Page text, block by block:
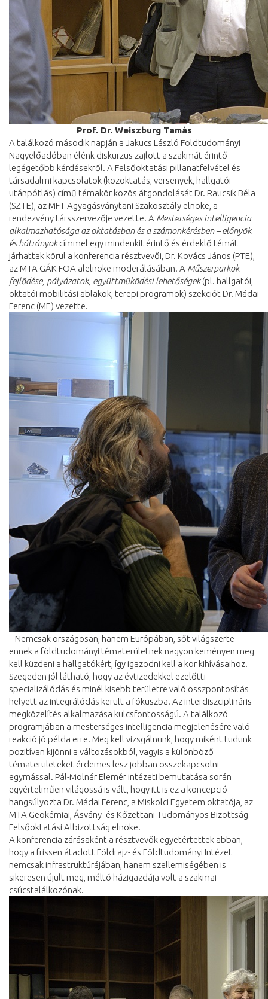
Prof. Dr. Weiszburg Tamás
A találkozó második napján a Jakucs László Földtudományi
Nagyelőadóban élénk diskurzus zajlott a szakmát érintő
legégetőbb kérdésekről. A Felsőoktatási pillanatfelvétel és
társadalmi kapcsolatok (közoktatás, versenyek, hallgatói
utánpótlás) című témakör közös átgondolását Dr. Raucsik Béla
(SZTE), az MFT Agyagásványtani Szakosztály elnöke, a
rendezvény társszervezője vezette. A Mesterséges intelligencia
alkalmazhatósága az oktatásban és a számonkérésben – előnyök
és hátrányokcímmel egy mindenkit érintő és érdeklő témát
járhattak körül a konferencia résztvevői, Dr. Kovács János (PTE),
az MTA GÁK FOA alelnöke moderálásában. A Műszerparkok
fejlődése, pályázatok, együttműködési lehetőségek(pl. hallgatói,
oktatói mobilitási ablakok, terepi programok) szekciót Dr. Mádai
Ferenc (ME) vezette.
– Nemcsak országosan, hanem Európában, sőt világszerte
ennek a földtudományi tématerületnek nagyon keményen meg
kell küzdeni a hallgatókért, így igazodni kell a kor kihívásaihoz.
Szegeden jól látható, hogy az évtizedekkel ezelőtti
specializálódás és minél kisebb területre való összpontosítás
helyett az integrálódás került a fókuszba. Az interdiszciplináris
megközelítés alkalmazása kulcsfontosságú. A találkozó
programjában a mesterséges intelligencia megjelenésére való
reakció jó példa erre. Meg kell vizsgálnunk, hogy miként tudunk
pozitívan kijönni a változásokból, vagyis a különböző
tématerületeket érdemes lesz jobban összekapcsolni
egymással. Pál-Molnár Elemér intézeti bemutatása során
egyértelműen világossá is vált, hogy itt is ez a koncepció –
hangsúlyozta Dr. Mádai Ferenc, a Miskolci Egyetem oktatója, az
MTA Geokémiai, Ásvány- és Kőzettani Tudományos Bizottság
Felsőoktatási Albizottság elnöke.
A konferencia zárásaként a résztvevők egyetértettek abban,
hogy a frissen átadott Földrajz- és Földtudományi Intézet
nemcsak infrastruktúrájában, hanem szellemiségében is
sikeresen újult meg, méltó házigazdája volt a szakmai
csúcstalálkozónak.